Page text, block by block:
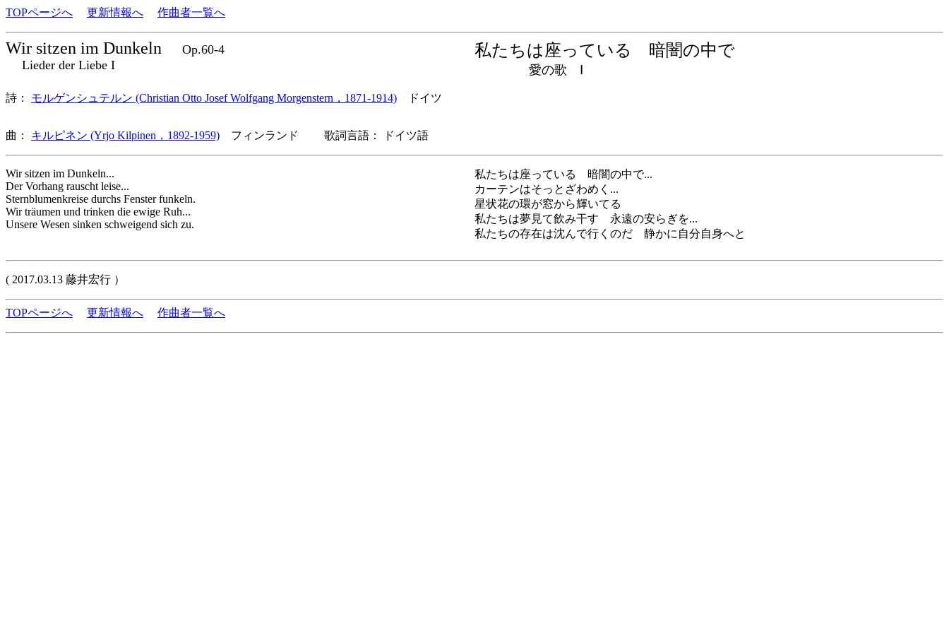
TOPページへ 更新情報へ 作曲者一覧へ
Wir sitzen im Dunkeln
Op.60-4
Lieder der Liebe I
私たちは座っている 暗闇の中で
愛の歌 Ⅰ
詩： モルゲンシュテルン (Christian Otto Josef Wolfgang Morgenstern，1871-1914) ドイツ
曲： キルピネン (Yrjo Kilpinen，1892-1959) フィンランド 歌詞言語： ドイツ語
Wir sitzen im Dunkeln...
Der Vorhang rauscht leise...
Sternblumenkreise durchs Fenster funkeln.
Wir träumen und trinken die ewige Ruh...
Unsere Wesen sinken schweigend sich zu.
私たちは座っている 暗闇の中で...
カーテンはそっとざわめく...
星状花の環が窓から輝いてる
私たちは夢見て飲み干す 永遠の安らぎを...
私たちの存在は沈んで行くのだ 静かに自分自身へと
( 2017.03.13 藤井宏行 ）
TOPページへ 更新情報へ 作曲者一覧へ